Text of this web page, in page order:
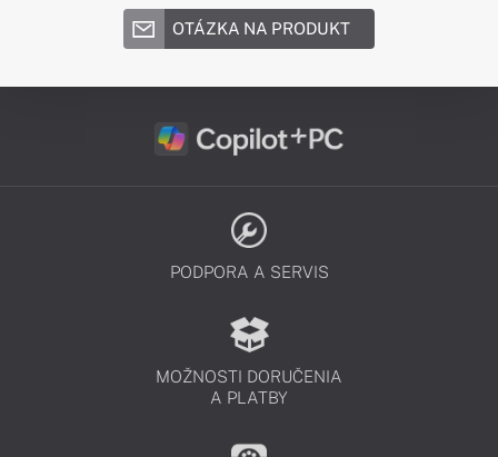
OTÁZKA NA PRODUKT
PODPORA A SERVIS
MOŽNOSTI DORUČENIA
A PLATBY